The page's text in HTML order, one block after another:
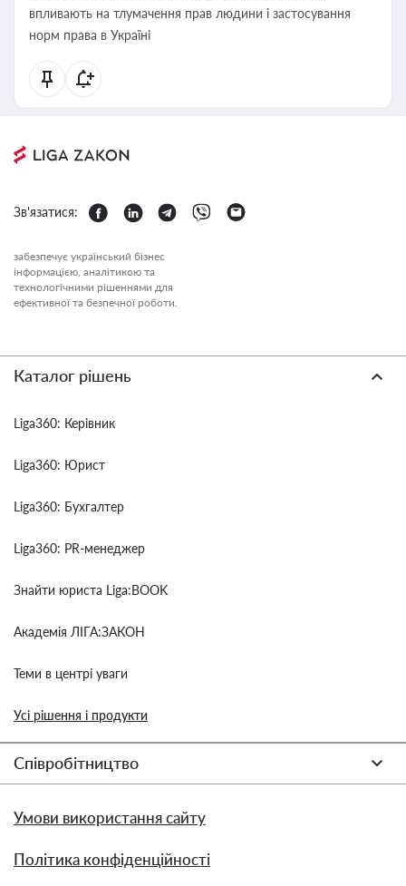
впливають на тлумачення прав людини і застосування
норм права в Україні
Зв'язатися:
забезпечує український бізнес
інформацією, аналітикою та
технологічними рішеннями для
ефективної та безпечної роботи.
Каталог рішень
Liga360: Керівник
Liga360: Юрист
Liga360: Бухгалтер
Liga360: PR-менеджер
Знайти юриста Liga:BOOK
Академія ЛІГА:ЗАКОН
Теми в центрі уваги
Усі рішення і продукти
Співробітництво
Умови використання сайту
Політика конфіденційності